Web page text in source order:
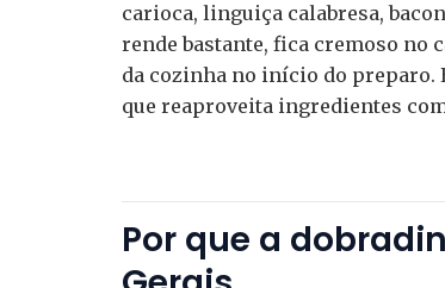
carioca, linguiça calabresa,
rende bastante, fica cremoso no
da cozinha no início do preparo.
que reaproveita ingredientes
Por que a